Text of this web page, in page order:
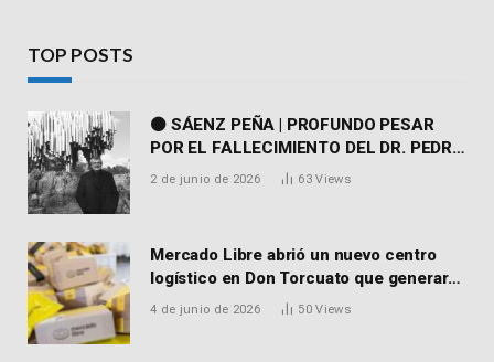
TOP POSTS
⚫ SÁENZ PEÑA | PROFUNDO PESAR
POR EL FALLECIMIENTO DEL DR. PEDRO
MARTORELL
2 de junio de 2026 63Views
Mercado Libre abrió un nuevo centro
logístico en Don Torcuato que generará
900 empleos: cómo enviar el CV
4 de junio de 2026 50Views